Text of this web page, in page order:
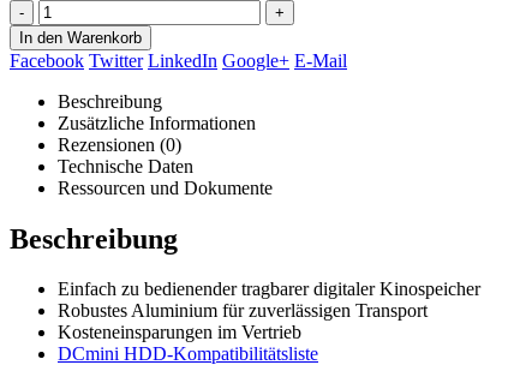
-
+
In den Warenkorb
Facebook Twitter LinkedIn Google+ E-Mail
Beschreibung
Zusätzliche Informationen
Rezensionen (0)
Technische Daten
Ressourcen und Dokumente
Beschreibung
Einfach zu bedienender tragbarer digitaler Kinospeicher
Robustes Aluminium für zuverlässigen Transport
Kosteneinsparungen im Vertrieb
DCmini HDD-Kompatibilitätsliste